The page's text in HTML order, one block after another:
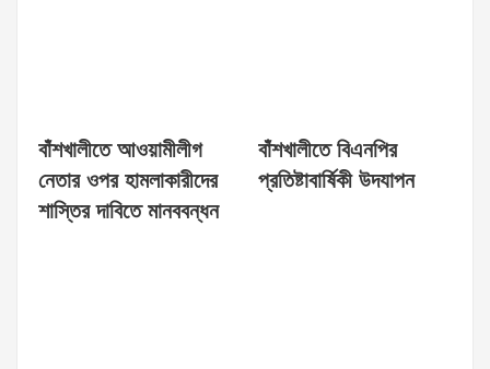
বাঁশখালীতে আওয়ামীলীগ
নেতার ওপর হামলাকারীদের
শাস্তির দাবিতে মানববন্ধন
বাঁশখালীতে বিএনপির
প্রতিষ্টাবার্ষিকী উদযাপন